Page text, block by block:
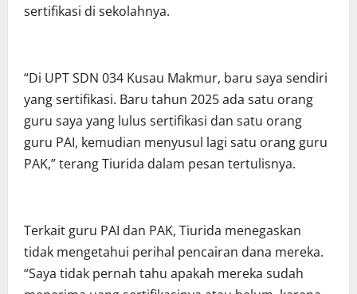
sertifikasi di sekolahnya.
“Di UPT SDN 034 Kusau Makmur, baru saya sendiri
yang sertifikasi. Baru tahun 2025 ada satu orang
guru saya yang lulus sertifikasi dan satu orang
guru PAI, kemudian menyusul lagi satu orang guru
PAK,” terang Tiurida dalam pesan tertulisnya.
Terkait guru PAI dan PAK, Tiurida menegaskan
tidak mengetahui perihal pencairan dana mereka.
“Saya tidak pernah tahu apakah mereka sudah